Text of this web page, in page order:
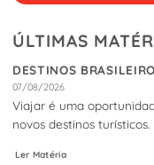
ÚLTIMAS
DESTINOS
07/08/2026
Viajar é uma
novos destinos turísticos.
Ler Matéria